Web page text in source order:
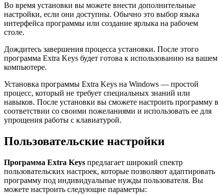
Во время установки вы можете внести дополнительные
настройки, если они доступны. Обычно это выбор языка
интерфейса программы или создание ярлыка на рабочем
столе.
Дождитесь завершения процесса установки. После этого
программа Extra Keys будет готова к использованию на вашем
компьютере.
Установка программы Extra Keys на Windows — простой
процесс, который не требует специальных знаний или
навыков. После установки вы сможете настроить программу в
соответствии со своими пожеланиями и использовать ее для
упрощения работы с клавиатурой.
Пользовательские настройки
Программа Extra Keys предлагает широкий спектр
пользовательских настроек, которые позволяют адаптировать
программу под индивидуальные нужды пользователя. Вы
можете настроить следующие параметры: